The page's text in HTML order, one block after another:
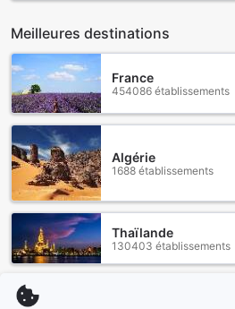
Meilleures destinations
France
454086 établissements
Algérie
1688 établissements
Thaïlande
130403 établissements